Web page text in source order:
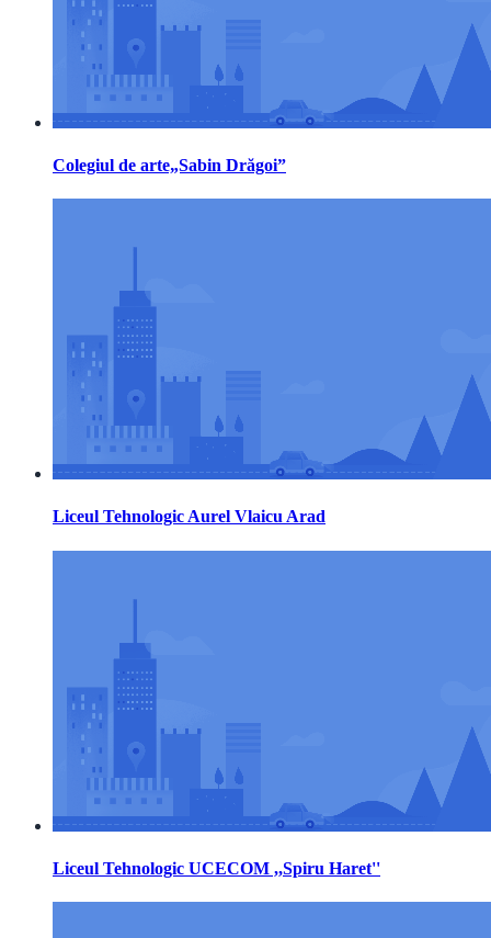
Colegiul de arte„Sabin Drăgoi”
Liceul Tehnologic Aurel Vlaicu Arad
Liceul Tehnologic UCECOM ,,Spiru Haret''